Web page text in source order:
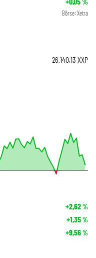
Börse: Xetra
26.140,13 XXP
+2,62%
+1,35%
+9,56%